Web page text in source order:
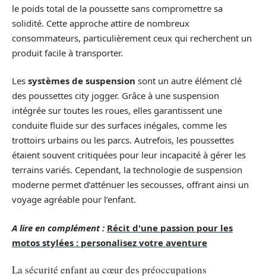
le poids total de la poussette sans compromettre sa
solidité. Cette approche attire de nombreux
consommateurs, particulièrement ceux qui recherchent un
produit facile à transporter.
Les systèmes de suspension sont un autre élément clé
des poussettes city jogger. Grâce à une suspension
intégrée sur toutes les roues, elles garantissent une
conduite fluide sur des surfaces inégales, comme les
trottoirs urbains ou les parcs. Autrefois, les poussettes
étaient souvent critiquées pour leur incapacité à gérer les
terrains variés. Cependant, la technologie de suspension
moderne permet d’atténuer les secousses, offrant ainsi un
voyage agréable pour l’enfant.
A lire en complément : Récit d'une passion pour les
motos stylées : personalisez votre aventure
La sécurité enfant au cœur des préoccupations